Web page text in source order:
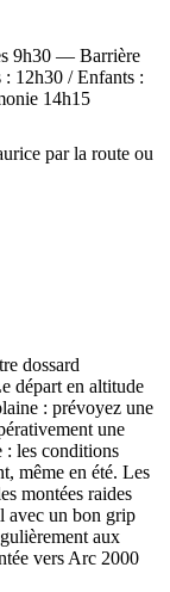
9h30 — Barrière
12h30 / Enfants :
14h15
par la route ou
dossard
départ en altitude
: prévoyez une
une
: les conditions
même en été. Les
montées raides
avec un bon grip
aux
vers Arc 2000